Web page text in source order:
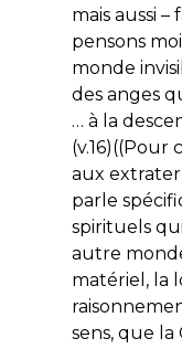
mais aussi
pensons
monde
des anges
… à la
(v.16)((Pour
aux
parle
spirituels
autre
matériel, la
sens, que la